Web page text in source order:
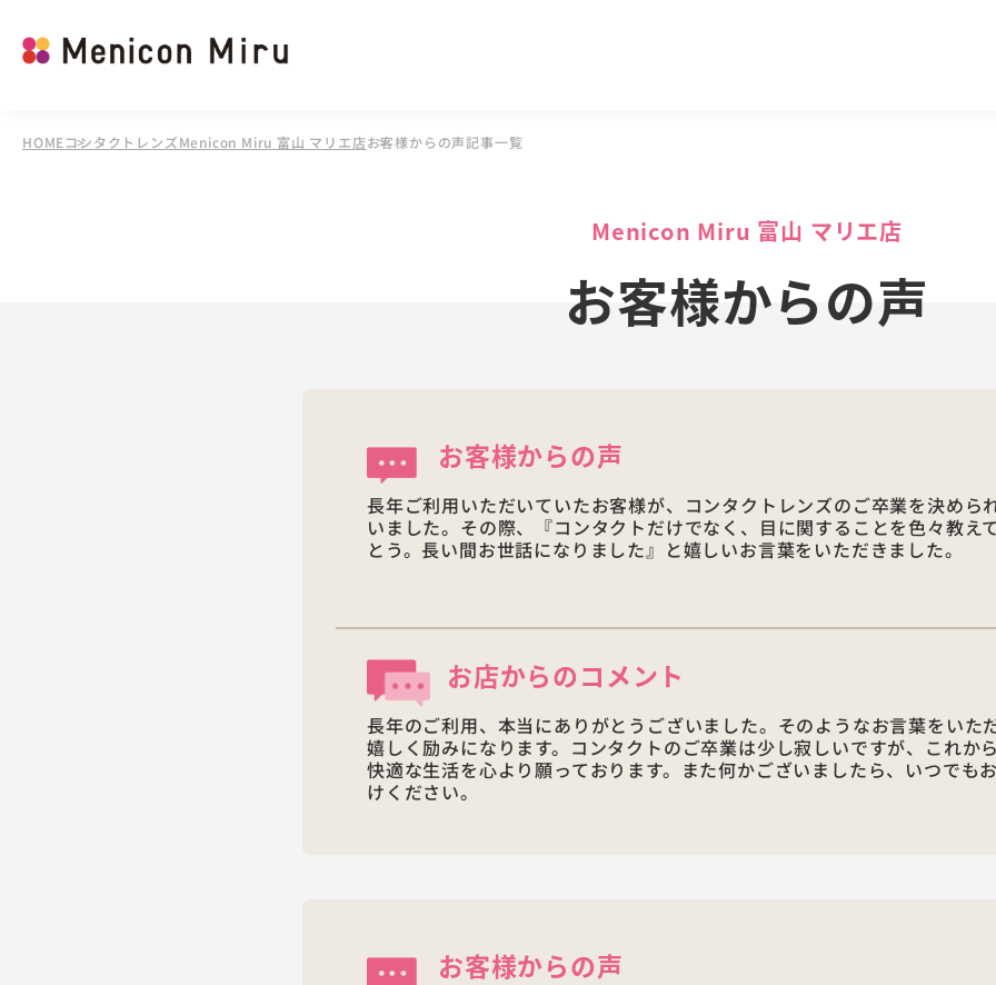
HOMEコンタクトレンズMenicon Miru 富山 マリエ店お客様からの声記事一覧
Menicon Miru 富山 マリエ店
お客様からの声
お客様からの声
長年ご利用いただいていたお客様が、コンタクトレンズのご卒業を決めら
いました。その際、『コンタクトだけでなく、目に関することを色々教え
とう。長い間お世話になりました』と嬉しいお言葉をいただきました。
お店からのコメント
長年のご利用、本当にありがとうございました。そのようなお言葉をいた
嬉しく励みになります。コンタクトのご卒業は少し寂しいですが、これか
快適な生活を心より願っております。また何かございましたら、いつでも
けください。
お客様からの声